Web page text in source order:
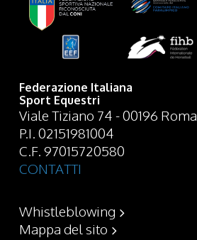
Federazione Italiana
Sport Equestri
Viale Tiziano 74 - 00196 Roma
P.I. 02151981004
C.F. 97015720580
CONTATTI
Whistleblowing
Mappa del sito